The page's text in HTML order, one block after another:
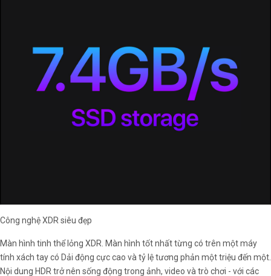
Công nghệ XDR siêu đẹp
Màn hình tinh thể lỏng XDR. Màn hình tốt nhất từng có trên một máy
tính xách tay có Dải động cực cao và tỷ lệ tương phản một triệu đến một.
Nội dung HDR trở nên sống động trong ảnh, video và trò chơi - với các